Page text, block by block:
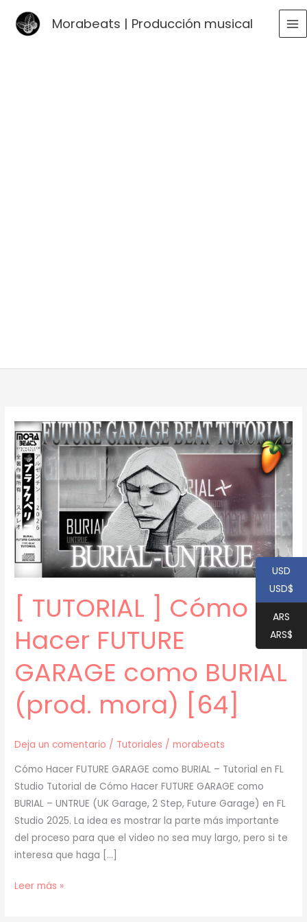
Morabeats | Producción musical
[ TUTORIAL ] Cómo
Hacer FUTURE
GARAGE como BURIAL
(prod. mora) [64]
Deja un comentario / Tutoriales /morabeats
Cómo Hacer FUTURE GARAGE como BURIAL – Tutorial en FL
Studio Tutorial de Cómo Hacer FUTURE GARAGE como
BURIAL – UNTRUE (UK Garage, 2 Step, Future Garage) en FL
Studio 2025. La idea es mostrar la parte más importante
del proceso para que el video no sea muy largo, pero si te
interesa que haga […]
[
Leer más »
USD
USD$
ARS
ARS$